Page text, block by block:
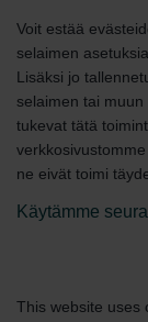
Voit estää
selaimen
Lisäksi jo
selaimen tai
tukevat tätä
ne eivät toimi
Käytämme
This website uses